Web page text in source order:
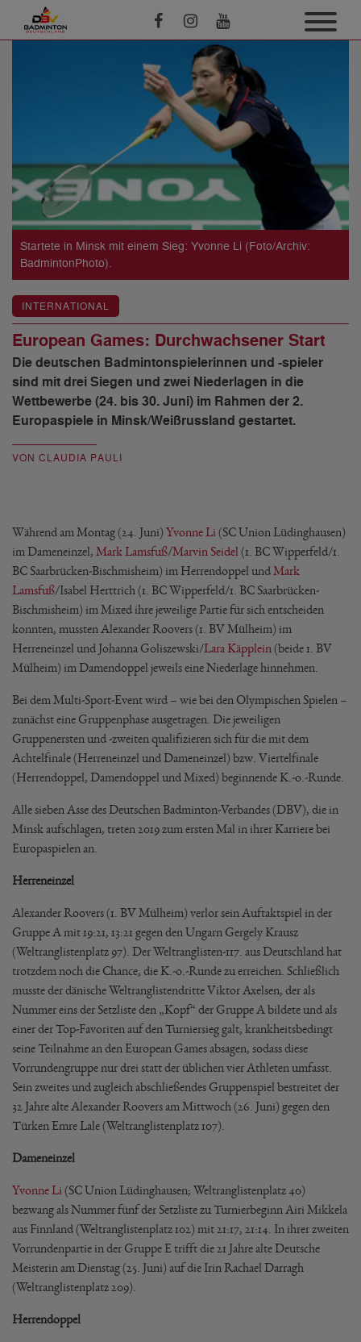
Startete in Minsk mit einem Sieg: Yvonne Li (Foto/Archiv:
BadmintonPhoto).
INTERNATIONAL
European Games: Durchwachsener Start
Die deutschen Badmintonspielerinnen und -spieler
sind mit drei Siegen und zwei Niederlagen in die
Wettbewerbe (24. bis 30. Juni) im Rahmen der 2.
Europaspiele in Minsk/Weißrussland gestartet.
VON CLAUDIA PAULI
Während am Montag (24. Juni) Yvonne Li (SC Union Lüdinghausen)
im Dameneinzel, Mark Lamsfuß/Marvin Seidel (1. BC Wipperfeld/1.
BC Saarbrücken-Bischmisheim) im Herrendoppel undMark
Lamsfuß/Isabel Herttrich (1. BC Wipperfeld/1. BC Saarbrücken-
Bischmisheim) im Mixed ihre jeweilige Partie für sich entscheiden
konnten, mussten Alexander Roovers (1. BV Mülheim) im
Herreneinzel und Johanna Goliszewski/Lara Käpplein (beide 1. BV
Mülheim) im Damendoppel jeweils eine Niederlage hinnehmen.
Bei dem Multi-Sport-Event wird – wie bei den Olympischen Spielen –
zunächst eine Gruppenphase ausgetragen. Die jeweiligen
Gruppenersten und -zweiten qualifizieren sich für die mit dem
Achtelfinale (Herreneinzel und Dameneinzel) bzw. Viertelfinale
(Herrendoppel, Damendoppel und Mixed) beginnende K.-o.-Runde.
Alle sieben Asse des Deutschen Badminton-Verbandes (DBV), die in
Minsk aufschlagen, treten 2019 zum ersten Mal in ihrer Karriere bei
Europaspielen an.
Herreneinzel
Alexander Roovers (1. BV Mülheim) verlor sein Auftaktspiel in der
Gruppe A mit 19:21, 13:21 gegen den Ungarn Gergely Krausz
(Weltranglistenplatz 97). Der Weltranglisten-117. aus Deutschland hat
trotzdem noch die Chance, die K.-o.-Runde zu erreichen. Schließlich
musste der dänische Weltranglistendritte Viktor Axelsen, der als
Nummer eins der Setzliste den „Kopf“ der Gruppe A bildete und als
einer der Top-Favoriten auf den Turniersieg galt, krankheitsbedingt
seine Teilnahme an den European Games absagen, sodass diese
Vorrundengruppe nur drei statt der üblichen vier Athleten umfasst.
Sein zweites und zugleich abschließendes Gruppenspiel bestreitet der
32 Jahre alte Alexander Roovers am Mittwoch (26. Juni) gegen den
Türken Emre Lale (Weltranglistenplatz 107).
Dameneinzel
Yvonne Li (SC Union Lüdinghausen; Weltranglistenplatz 40)
bezwang als Nummer fünf der Setzliste zu Turnierbeginn Airi Mikkela
aus Finnland (Weltranglistenplatz 102) mit 21:17, 21:14. In ihrer zweiten
Vorrundenpartie in der Gruppe E trifft die 21 Jahre alte Deutsche
Meisterin am Dienstag (25. Juni) auf die Irin Rachael Darragh
(Weltranglistenplatz 209).
Herrendoppel